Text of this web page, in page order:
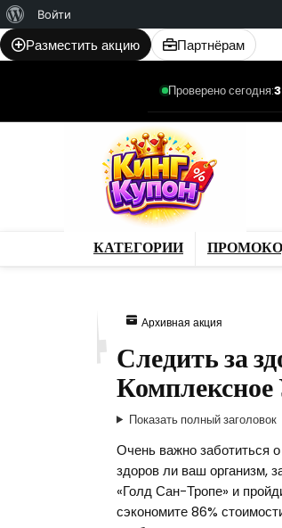
WordPress
Войти
Разместить акцию Партнёрам
Проверено сегодня:
КАТЕГОРИИ
Архивная акция
Следить за
Показать полный заголовок
Очень важно заботиться
здоров ли ваш организм,
«Голд Сан-Тропе» и
сэкономите 86%